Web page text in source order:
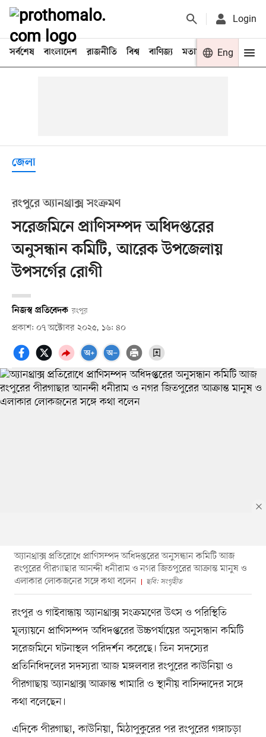
Login
সর্বশেষ বাংলাদেশ রাজনীতি বিশ্ব বাণিজ্য মতামত খেলা
Eng
জেলা
রংপুরে অ্যানথ্রাক্স সংক্রমণ
সরেজমিনে প্রাণিসম্পদ অধিদপ্তরের
অনুসন্ধান কমিটি, আরেক উপজেলায়
উপসর্গের রোগী
নিজস্ব প্রতিবেদক রংপুর
প্রকাশ: ০৭ অক্টোবর ২০২৫, ১৬: ৪০
অ্যানথ্রাক্স প্রতিরোধে প্রাণিসম্পদ অধিদপ্তরের অনুসন্ধান কমিটি আজ
রংপুরের পীরগাছার আনন্দী ধনীরাম ও নগর জিতপুরের আক্রান্ত মানুষ ও
এলাকার লোকজনের সঙ্গে কথা বলেন
ছবি: সংগৃহীত
রংপুর ও গাইবান্ধায় অ্যানথ্রাক্স সংক্রমণের উৎস ও পরিস্থিতি
মূল্যায়নে প্রাণিসম্পদ অধিদপ্তরের উচ্চপর্যায়ের অনুসন্ধান কমিটি
সরেজমিনে ঘটনাস্থল পরিদর্শন করেছে। তিন সদস্যের
প্রতিনিধিদলের সদস্যরা আজ মঙ্গলবার রংপুরের কাউনিয়া ও
পীরগাছায় অ্যানথ্রাক্স আক্রান্ত খামারি ও স্থানীয় বাসিন্দাদের সঙ্গে
কথা বলেছেন।
এদিকে পীরগাছা, কাউনিয়া, মিঠাপুকুরের পর রংপুরের গঙ্গাচড়া